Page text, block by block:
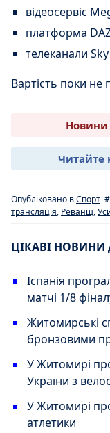
відеосервіс
платформа
телеканали
Вартість поки не
Читайте
Опубліковано вСпорт
трансляція, Реванщ,
ЦІКАВІ НОВИНИ
Іспанія
матчі 1/8
Житомирські
бронзовими
У Житомирі
України з
У Житомирі
атлетики